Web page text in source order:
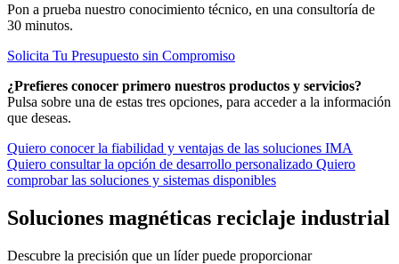
Pon a prueba nuestro conocimiento técnico, en una consultoría de
30 minutos.
Solicita Tu Presupuesto sin Compromiso
¿Prefieres conocer primero nuestros productos y servicios?
Pulsa sobre una de estas tres opciones, para acceder a la información
que deseas.
Quiero conocer la fiabilidad y ventajas de las soluciones IMA
Quiero consultar la opción de desarrollo personalizado Quiero
comprobar las soluciones y sistemas disponibles
Soluciones magnéticas reciclaje industrial
Descubre la precisión que un líder puede proporcionar